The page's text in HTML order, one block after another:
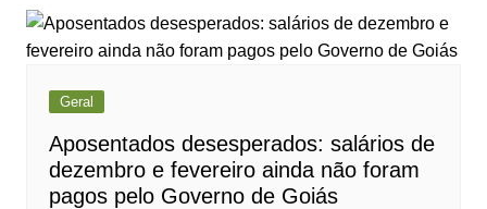
Geral
Aposentados desesperados: salários de
dezembro e fevereiro ainda não foram
pagos pelo Governo de Goiás